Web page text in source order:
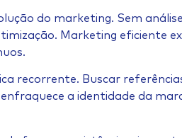
do marketing. Sem
Marketing eficiente
recorrente. Buscar
a identidade da